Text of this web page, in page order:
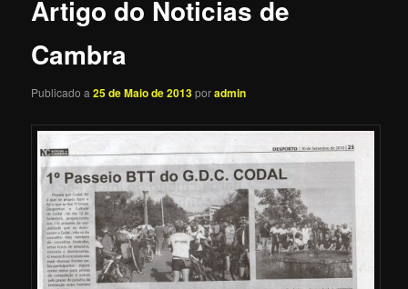
Artigo do Noticias de
Cambra
Publicado a25 de Maio de 2013poradmin